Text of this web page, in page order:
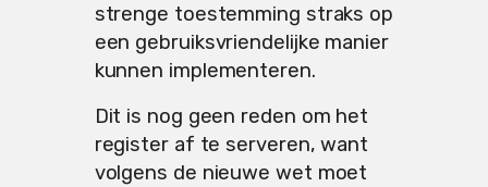
strenge toestemming straks op
een gebruiksvriendelijke manier
kunnen implementeren.
Dit is nog geen reden om het
register af te serveren, want
volgens de nieuwe wet moet